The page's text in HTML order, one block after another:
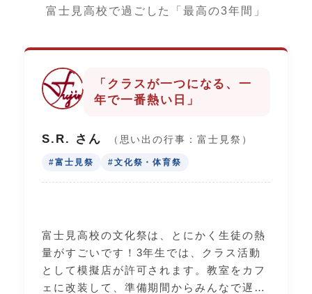
富士見高校で過ごした「最高の3年間」
「クラスが一つになる、一
年で一番熱い日」
S.R. さん （思い出の行事：富士見祭）
#富士見祭 #文化祭・体育祭
富士見高校の文化祭は、とにかく生徒の熱
量がすごいです！3年生では、クラス活動
として模擬店が許可されます。教室をカフ
ェに改装して、準備期間からみんなで遅く